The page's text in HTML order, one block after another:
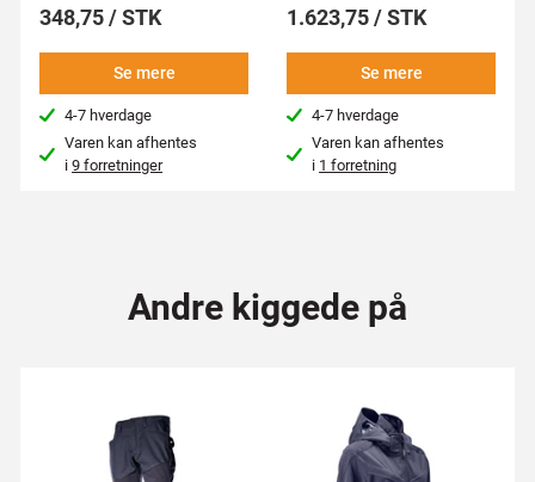
348,75 / STK
Se mere
4-7 hverdage
Varen kan afhentes
i9 forretninger
1.623,75 / STK
Se mere
4-7 hverdage
Varen kan afhentes
i 1 forretning
Andre kiggede på